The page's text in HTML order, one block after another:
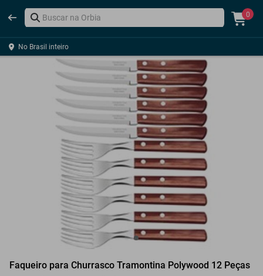
0
No Brasil inteiro
Faqueiro para Churrasco Tramontina Polywood 12 Peças